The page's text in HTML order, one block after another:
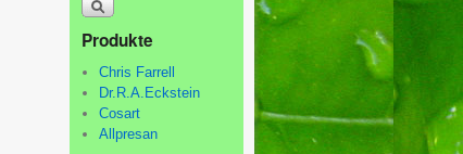
Produkte
Chris Farrell
Dr.R.A.Eckstein
Cosart
Allpresan